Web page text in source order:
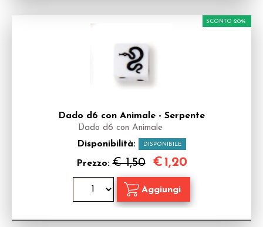
Dado d6 con Animale - Serpente
Dado d6 con Animale
Disponibilità: DISPONIBILE
Prezzo:€ 1,50
SCONTO 20%
€1,20